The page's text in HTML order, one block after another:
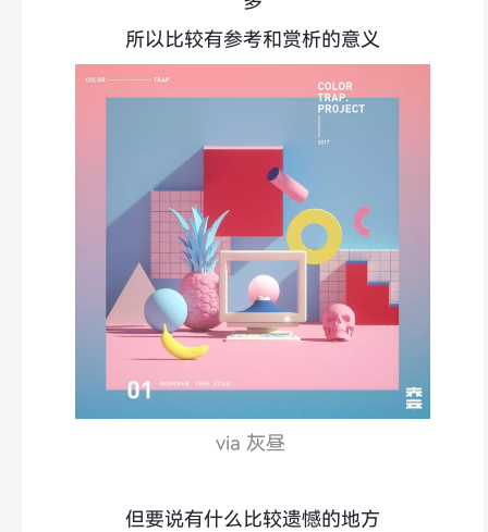
所以比较有参考和赏析的意义
via 灰昼
但要说有什么比较遗憾的地方